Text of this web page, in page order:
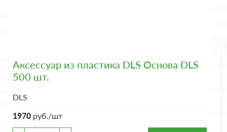
Аксессуар из пластика DLS Основа DLS
500 шт.
DLS
1970 руб./шт